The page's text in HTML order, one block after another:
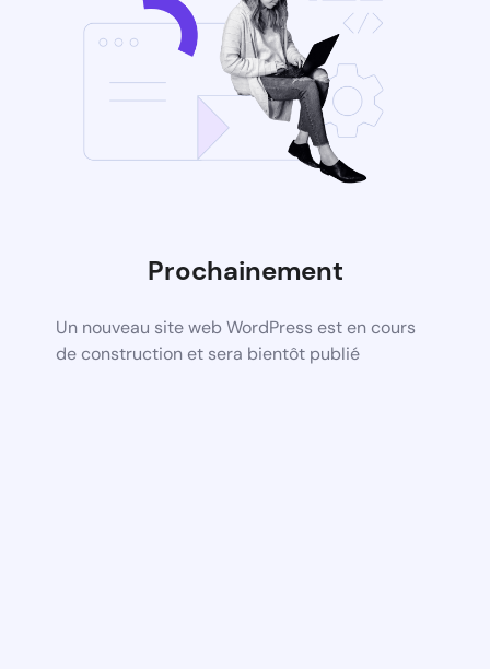
Prochainement
Un nouveau site web WordPress est en cours
de construction et sera bientôt publié